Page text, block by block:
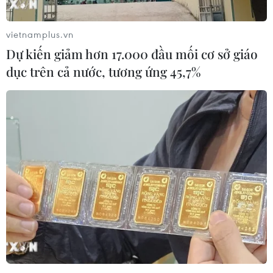
Giá vàng trên thị trường thế giới sụt giảm
trong phiên giao dịch ngày 14/3
Cuối phiên giao dịch ngày 14/3, giá vàng thế giới giao
ngay giảm 0,6%, xuống mức 2.161,39 USD/ounce, rời
xa mức cao kỷ lục 2.194,99 USD đạt được vào ngày
8/3.
vietnamplus.vn
Dự kiến giảm hơn 17.000 đầu mối cơ sở giáo
dục trên cả nước, tương ứng 45,7%